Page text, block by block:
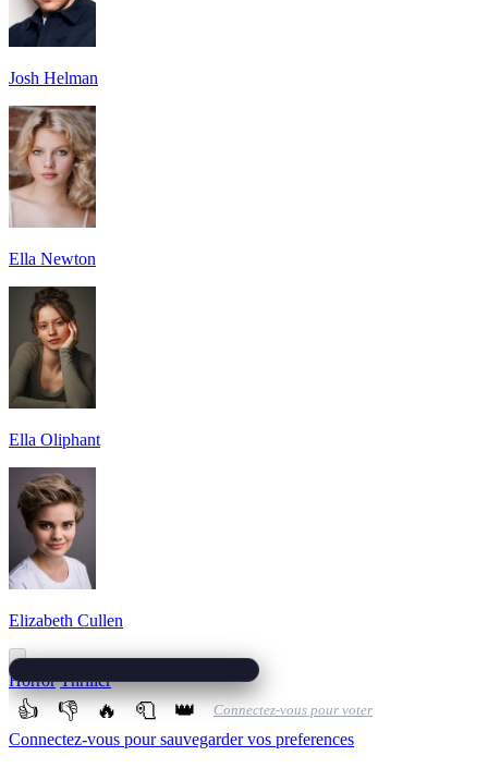
Josh Helman
Ella Newton
Ella Oliphant
Elizabeth Cullen
Horror Thriller
👍 👎 🔥 🧻 👑 Connectez-vous pour voter
Connectez-vous pour sauvegarder vos preferences